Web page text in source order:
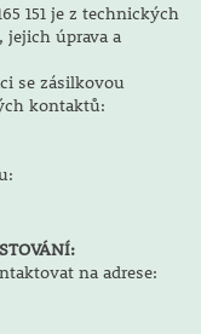
151 je z technických
jejich úprava a
se zásilkovou
kontaktů:
na adrese: